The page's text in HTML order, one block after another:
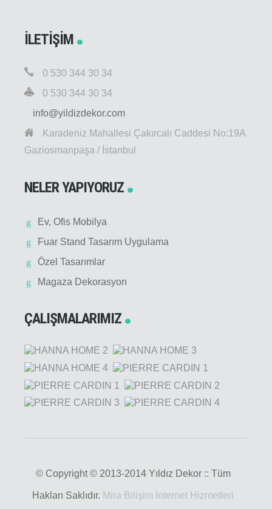
İLETIŞIM
0 530 344 30 34
0 530 344 30 34
info@yildizdekor.com
Karadeniz Mahallesi Çakırcalı Caddesi No:19A
Gaziosmanpaşa / İstanbul
NELER YAPIYORUZ
Ev, Ofis Mobilya
Fuar Stand Tasarım Uygulama
Özel Tasarımlar
Magaza Dekorasyon
ÇALIŞMALARIMIZ
© Copyright © 2013-2014 Yıldız Dekor :: Tüm
Hakları Saklıdır. Mira Bilişim İnternet Hizmetleri